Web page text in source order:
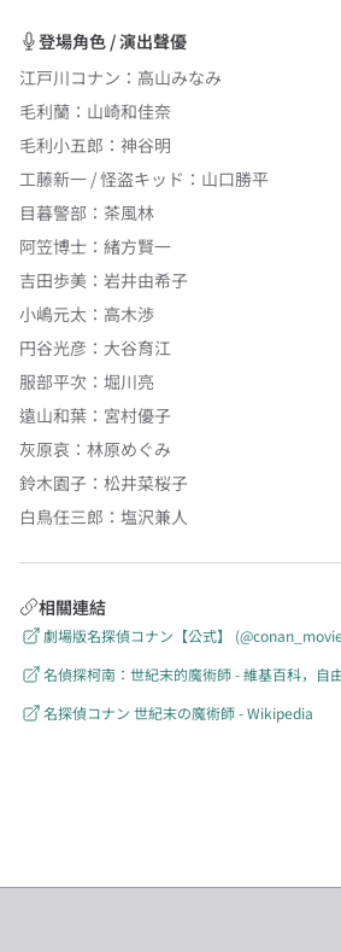
登場角色 / 演出聲優
江戸川コナン ： 高山みなみ
毛利蘭 ： 山崎和佳奈
毛利小五郎 ： 神谷明
工藤新一 / 怪盗キッド ： 山口勝平
目暮警部 ： 茶風林
阿笠博士 ： 緒方賢一
吉田歩美 ： 岩井由希子
小嶋元太 ： 高木渉
円谷光彦 ： 大谷育江
服部平次 ： 堀川亮
遠山和葉 ： 宮村優子
灰原哀 ： 林原めぐみ
鈴木園子 ： 松井菜桜子
白鳥任三郎 ： 塩沢兼人
相關連結
劇場版名探偵コナン【公式】
名偵探柯南：世紀末的魔術師 - 維基百科，自
名探偵コナン 世紀末の魔術師 - Wikipedia